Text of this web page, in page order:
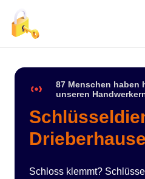
87 Menschen haben
unseren
Schloss klemmt?